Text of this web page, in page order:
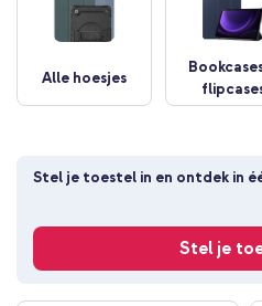
Alle hoesjes
Stel je toestel in en ontdek in
Stel je